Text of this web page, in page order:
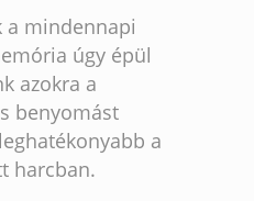
a mindennapi
úgy épül
azokra a
benyomást
a
harcban.